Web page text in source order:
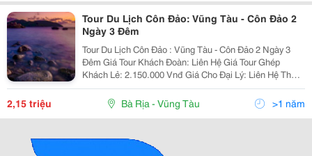
Tour Du Lịch Côn Đảo: Vũng Tàu - Côn Đảo 2
Ngày 3 Đêm
Tour Du Lịch Côn Đảo : Vũng Tàu - Côn Đảo 2 Ngày 3
Đêm Giá Tour Khách Đoàn: Liên Hệ Giá Tour Ghép
Khách Lẻ: 2.150.000 Vnđ Giá Cho Đại Lý: Liên Hệ Thời
Gian: Tour 2 Ngày 3 Đêm Khởi Hành: 10/07; 17/07;
24/07 Phương Tiện: Ô Tô, Tàu
2,15 triệu Bà Rịa - Vũng Tàu >1 năm